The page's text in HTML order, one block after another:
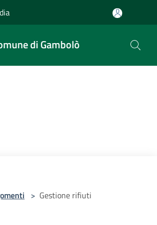
di Gambolò
> Gestione rifiuti